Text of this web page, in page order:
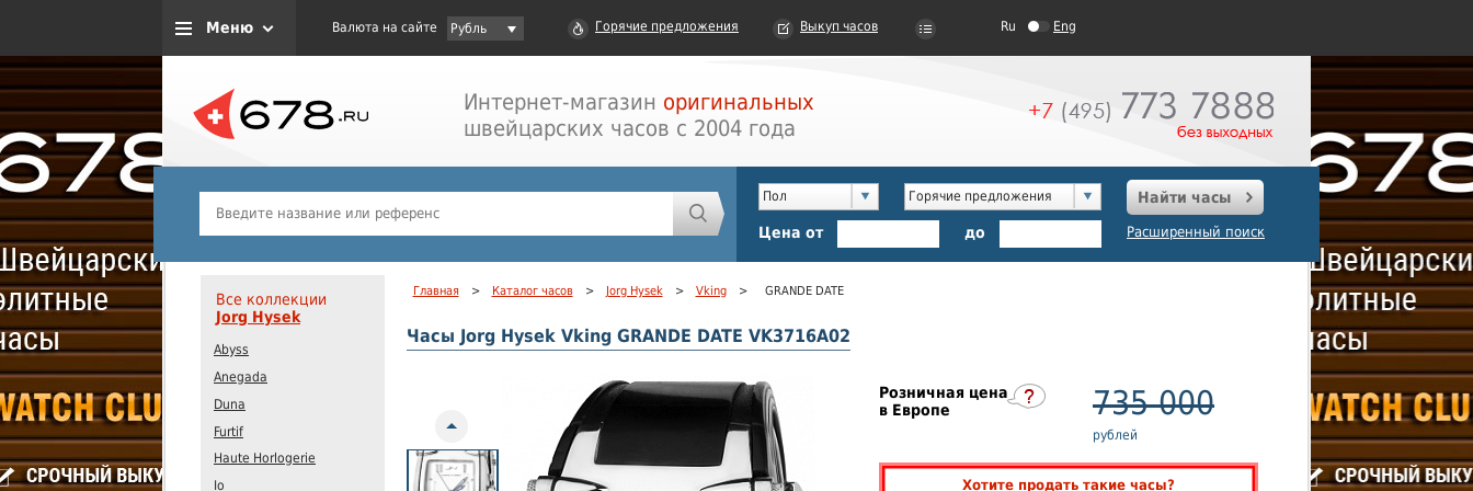
Меню Валюта на сайте Рубль Горячие предложения Выкуп часов Ru Eng
Интернет-магазин оригинальных
швейцарских часов с 2004 года
Пол Горячие предложения
Найти часы
Цена от
до Расширенный поиск
Все коллекции
Jorg Hysek
Abyss
Anegada
Duna
Furtif
Haute Horlogerie
Io
Главная > Каталог часов > Jorg Hysek > Vking > GRANDE DATE
Часы Jorg Hysek Vking GRANDE DATE VK3716A02
Previous
Розничная цена
в Европе
735 000
рублей
Хотите продать такие часы?